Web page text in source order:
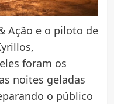
Ação e o piloto de
foram os
noites geladas
o público